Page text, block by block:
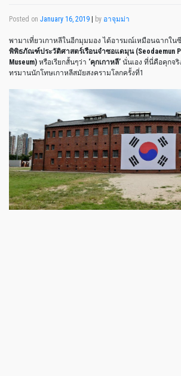
Posted on January 16, 2019 | by อาจุมม่า
พามาเที่ยวเกาหลีในอีกมุมมอง ได้อารมณ์เหมือนฉากใน
พิพิธภัณฑ์ประวัติศาสตร์เรือนจำซอแดมุน (Seodaemun
Museum) หรือเรียกสั้นๆว่า ‘คุกเกาหลี’ นั่นเอง ที่นี่คือคุกจ
ทรมานนักโทษเกาหลีสมัยสงครามโลกครั้งที่1